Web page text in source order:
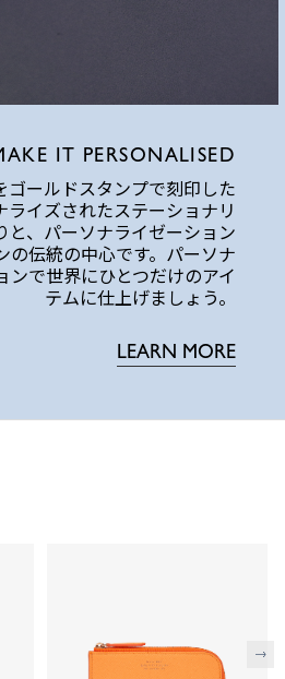
IT PERSONALISED
ゴールドスタンプで刻印した
ライズされたステーショナリ
と、パーソナライゼーション
の伝統の中心です。パーソナ
ンで世界にひとつだけのアイ
テムに仕上げましょう。
LEARN MORE
次